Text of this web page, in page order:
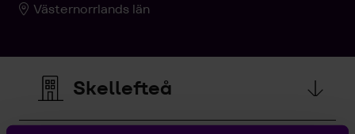
Västernorrlands län
Skellefteå